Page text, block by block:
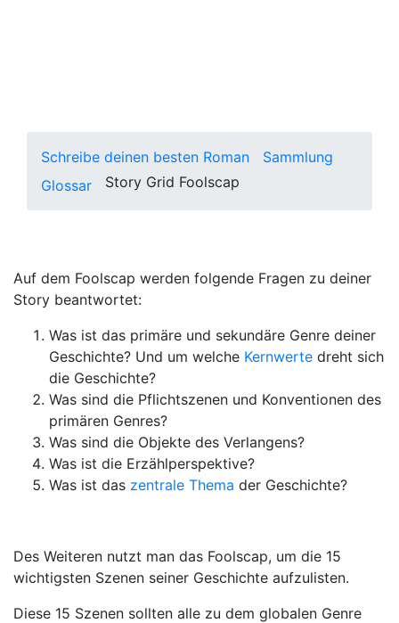
Schreibe deinen besten Roman
Sammlung
Glossar
Story Grid Foolscap
Auf dem Foolscap werden folgende Fragen zu deiner
Story beantwortet:
Was ist das primäre und sekundäre Genre deiner
Geschichte? Und um welche Kernwerte dreht sich
die Geschichte?
Was sind die Pflichtszenen und Konventionen des
primären Genres?
Was sind die Objekte des Verlangens?
Was ist die Erzählperspektive?
Was ist das zentrale Thema der Geschichte?
Des Weiteren nutzt man das Foolscap, um die 15
wichtigsten Szenen seiner Geschichte aufzulisten.
Diese 15 Szenen sollten alle zu dem globalen Genre